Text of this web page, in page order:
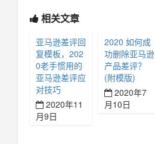
相关文章
亚马逊差评回
复模板，202
0老手惯用的
亚马逊差评应
对技巧
2020年11
月9日
2020 如何成
功删除亚马逊
产品差评？
(附模版)
2020年7
月10日